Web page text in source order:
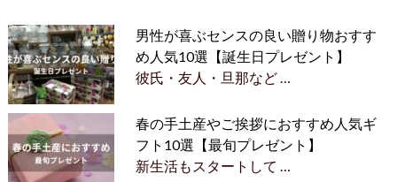
男性が喜ぶセンスの良い贈り物おすす
め人気10選【誕生日プレゼント】
彼氏・友人・旦那など …
春の手土産やご挨拶におすすめ人気ギ
フト10選【最旬プレゼント】
新生活もスタートして …